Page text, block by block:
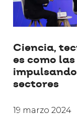
Ciencia,
es como
sectores
19 marzo 2024